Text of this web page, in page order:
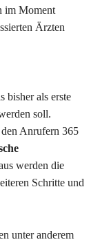
im Moment
Ärzten
bisher als erste
soll.
Anrufern 365
werden die
Schritte und
unter anderem